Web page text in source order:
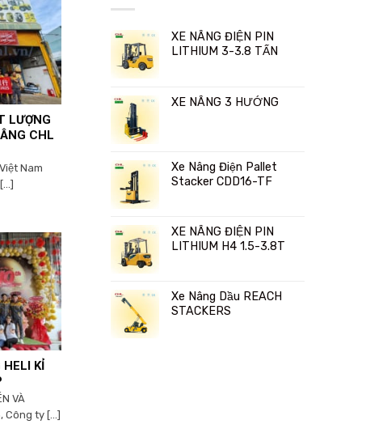
LƯỢNG
CHL
Nam
HELI KỈ
VÀ
Công ty [...]
XE NÂNG ĐIỆN PIN
LITHIUM 3-3.8 TẤN
XE NÂNG 3 HƯỚNG
Xe Nâng Điện Pallet
Stacker CDD16-TF
XE NÂNG ĐIỆN PIN
LITHIUM H4 1.5-3.8T
Xe Nâng Dầu REACH
STACKERS